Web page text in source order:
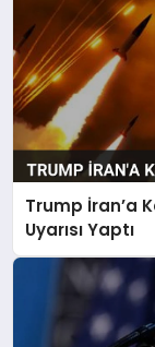
Trump İran’a
Uyarısı Yaptı